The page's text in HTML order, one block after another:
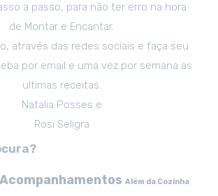
a passo, para não ter erro na hora
de Montar e Encantar.
através das redes sociais e faça seu
por email e uma vez por semana as
ultimas receitas.
Natalia Posses e
Rosi Seligra
Acompanhamentos Além da Cozinha